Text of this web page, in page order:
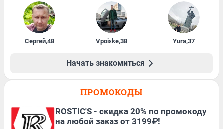
Сергей,48 Vpoiske,38 Yura,37
Начать знакомиться
ПРОМОКОДЫ
ROSTIC'S - скидка 20% по промокоду
на любой заказ от 3199₽!